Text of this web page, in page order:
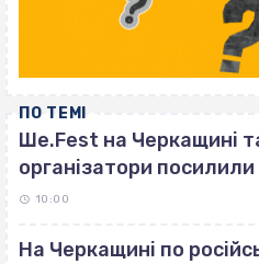
ПО ТЕМІ
Ше.Fest на Черкащині
організатори
10:00
На Черкащині по